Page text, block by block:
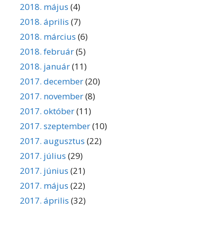
2018. május (4)
2018. április (7)
2018. március (6)
2018. február(5)
2018. január(11)
2017. december(20)
2017. november(8)
2017. október(11)
2017. szeptember(10)
2017. augusztus (22)
2017. július (29)
2017. június (21)
2017. május (22)
2017. április (32)